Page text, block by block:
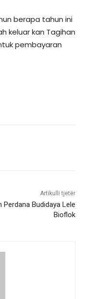
berapa tahun ini
keluar kan Tagihan
pembayaran
Artikulli tjetër
Perdana Budidaya Lele
Bioflok